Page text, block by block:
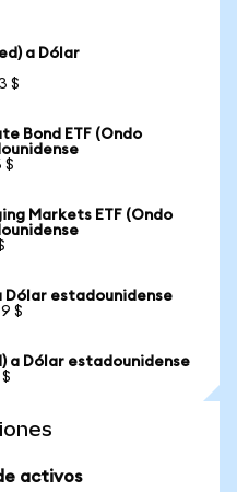
a Dólar
$
Bond ETF (Ondo
$
Markets ETF (Ondo
Dólar estadounidense
$
a Dólar estadounidense
activos